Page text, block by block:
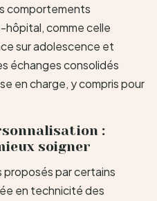
comportements
hôpital, comme celle
sur adolescence et
échanges consolidés
en charge, y compris pour
:
soigner
par certains
en technicité des